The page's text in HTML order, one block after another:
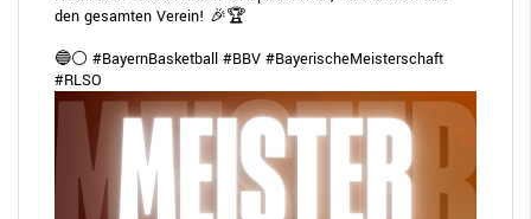
den gesamten Verein! 🎉🏆
🔵⚪ #BayernBasketball #BBV #BayerischeMeisterschaft
#RLSO